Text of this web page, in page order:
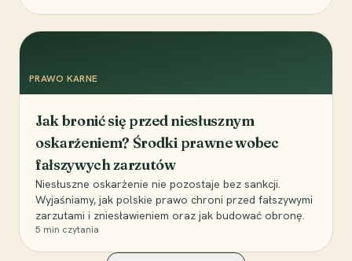
PRAWO KARNE
Jak bronić się przed niesłusznym
oskarżeniem? Środki prawne wobec
fałszywych zarzutów
Niesłuszne oskarżenie nie pozostaje bez sankcji.
Wyjaśniamy, jak polskie prawo chroni przed fałszywymi
zarzutami i zniesławieniem oraz jak budować obronę.
5 min czytania